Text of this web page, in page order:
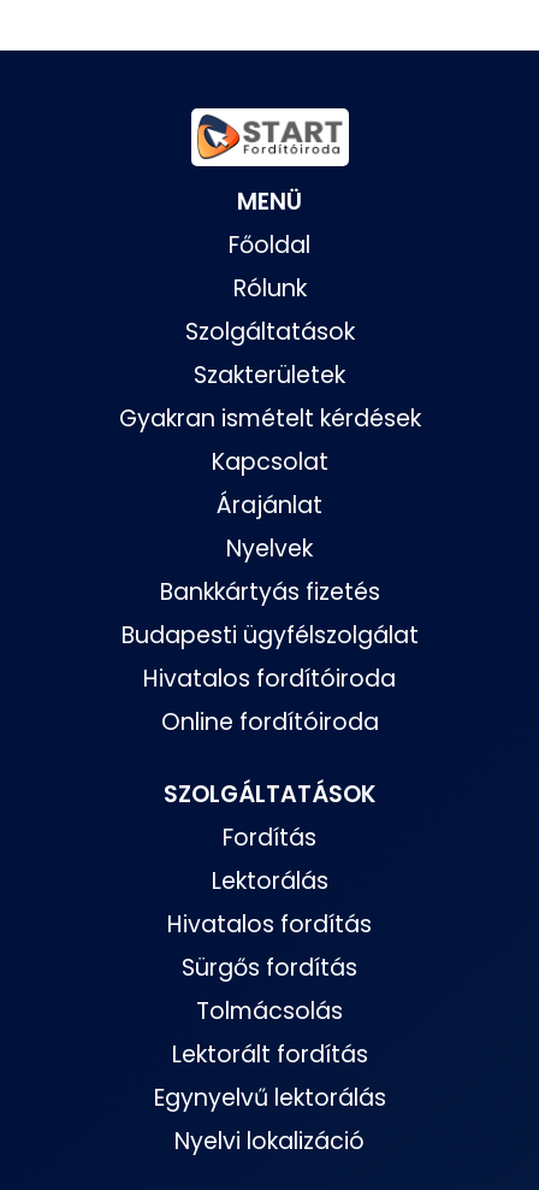
MENÜ
Főoldal
Rólunk
Szolgáltatások
Szakterületek
Gyakran ismételt kérdések
Kapcsolat
Árajánlat
Nyelvek
Bankkártyás fizetés
Budapesti ügyfélszolgálat
Hivatalos fordítóiroda
Online fordítóiroda
SZOLGÁLTATÁSOK
Fordítás
Lektorálás
Hivatalos fordítás
Sürgős fordítás
Tolmácsolás
Lektorált fordítás
Egynyelvű lektorálás
Nyelvi lokalizáció